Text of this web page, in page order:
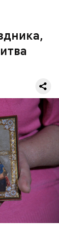
эпоху
жили в
Николай
Николай
Этот
мертвых.